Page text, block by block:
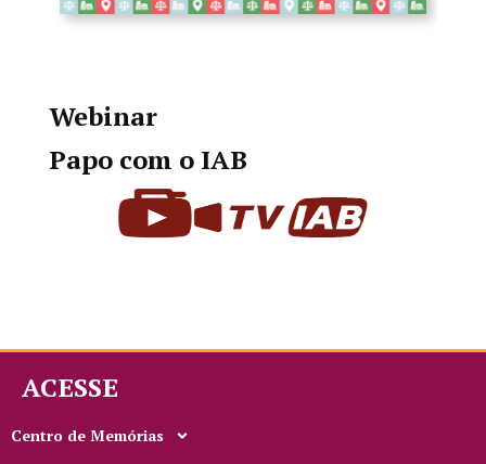
Webinar
Papo com o IAB
ACESSE
Centro de Memórias